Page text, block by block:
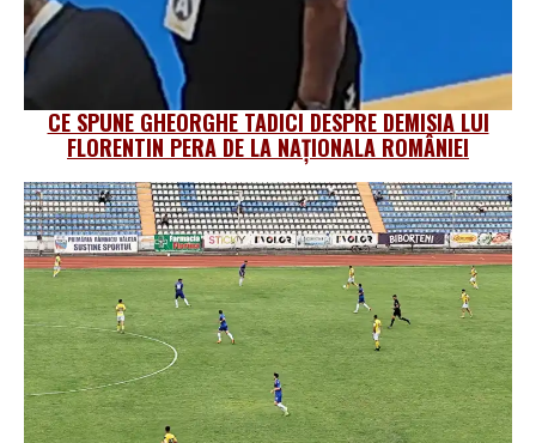
CE SPUNE GHEORGHE TADICI DESPRE DEMISIA LUI
FLORENTIN PERA DE LA NAȚIONALA ROMÂNIEI